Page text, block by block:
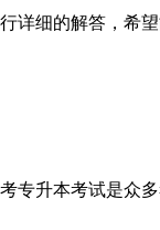
细的解答，希
专升本考试是众